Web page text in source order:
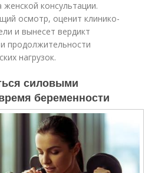
женской консультации.
осмотр, оценит клинико-
и вынесет вердикт
продолжительности
нагрузок.
силовыми
беременности